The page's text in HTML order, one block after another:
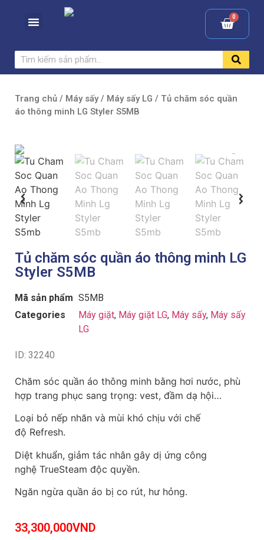
Trang chủ / Máy sấy/ Máy sấy LG / Tủ chăm sóc quần
áo thông minh LG Styler S5MB
Tủ chăm sóc quần áo thông minh LG
Styler S5MB
Mã sản phẩm S5MB
Categories
Máy giặt, Máy giặt LG, Máy sấy, Máy sấy
LG
ID: 32240
Chăm sóc quần áo thông minh bằng hơi nước, phù
hợp trang phục sang trọng: vest, đầm dạ hội…
Loại bỏ nếp nhăn và mùi khó chịu với chế
độ Refresh.
Diệt khuẩn, giảm tác nhân gây dị ứng công
nghệ TrueSteam độc quyền.
Ngăn ngừa quần áo bị co rút, hư hỏng.
33,300,000VND